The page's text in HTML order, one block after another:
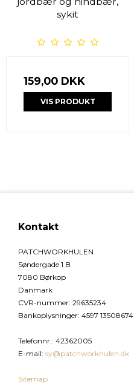
sykit
159,00 DKK
VIS PRODUKT
Kontakt
PATCHWORKHULEN
Søndergade 1 B
7080 Børkop
Danmark
CVR-nummer: 29635234
Bankoplysninger: 4597 13508674
Telefonnr. : 42362005
E-mail: sy@patchworkhulen.dk
Sitemap